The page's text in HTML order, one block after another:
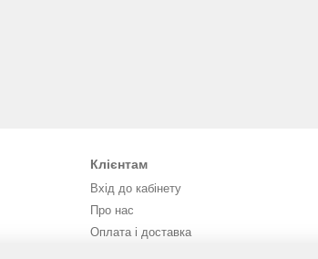
Клієнтам
Вхід до кабінету
Про нас
Оплата і доставка